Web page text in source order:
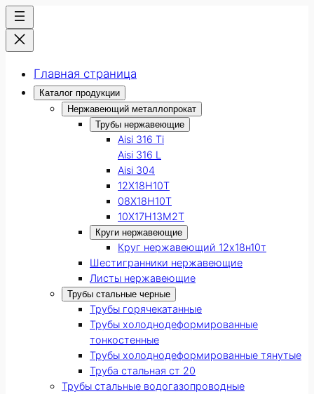
Главная страница
Каталог продукции
Нержавеющий металлопрокат
Трубы нержавеющие
Aisi 316 Ti
Aisi 316 L
Aisi 304
12Х18Н10Т
08Х18Н10Т
10Х17Н13М2Т
Круги нержавеющие
Круг нержавеющий 12х18н10т
Шестигранники нержавеющие
Листы нержавеющие
Трубы стальные черные
Трубы горячекатанные
Трубы холоднодеформированные
тонкостенные
Трубы холоднодеформированные тянутые
Труба стальная ст 20
Трубы стальные водогазопроводные